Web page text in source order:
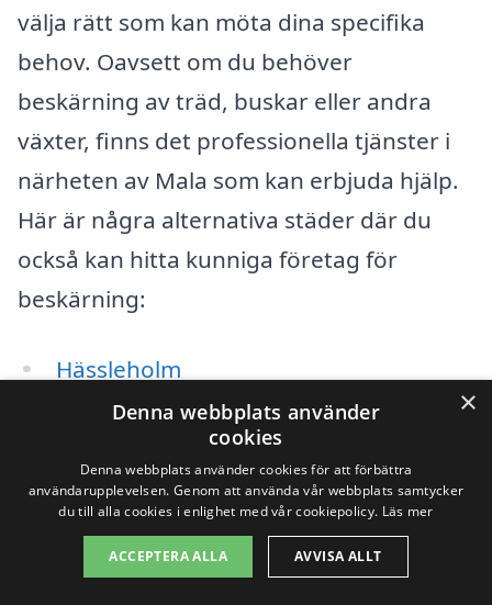
välja rätt som kan möta dina specifika
behov. Oavsett om du behöver
beskärning av träd, buskar eller andra
växter, finns det professionella tjänster i
närheten av Mala som kan erbjuda hjälp.
Här är några alternativa städer där du
också kan hitta kunniga företag för
beskärning:
Hässleholm
Bjärnum
Höör
Torekov
Osby
×
Denna webbplats använder
cookies
Denna webbplats använder cookies för att förbättra
användarupplevelsen. Genom att använda vår webbplats samtycker
du till alla cookies i enlighet med vår cookiepolicy. Läs mer
ACCEPTERA ALLA AVVISA ALLT